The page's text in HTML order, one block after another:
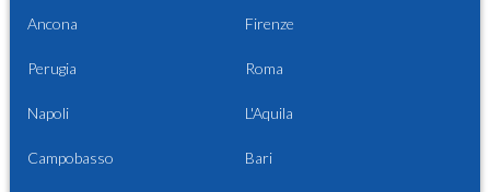
Ancona Firenze
Perugia Roma
Napoli L'Aquila
Campobasso Bari